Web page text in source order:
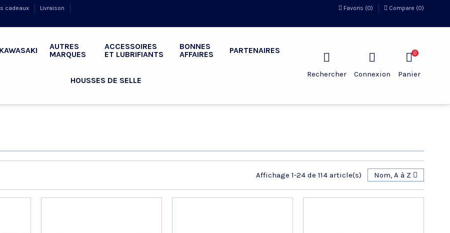
cadeaux
Livraison
Favoris (0) Compare (0)
KAWASAKI
AUTRES
MARQUES
ACCESSOIRES
ET LUBRIFIANTS
BONNES
AFFAIRES
PARTENAIRES
HOUSSES DE SELLE
Rechercher Connexion
0
Panier
Affichage 1-24 de 114 article(s) Nom, A à Z